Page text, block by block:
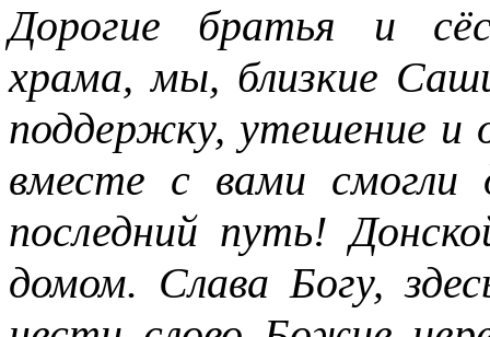
Дорогие братья и
храма, мы, близкие
поддержку, утешение и
вместе с вами смогли
последний путь!
домом. Слава Богу,